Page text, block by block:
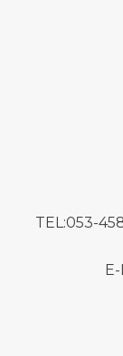
TEL:053-